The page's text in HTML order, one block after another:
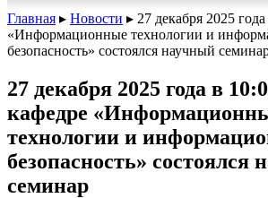
Главная ▸ Новости ▸ 27 декабря 2025
«Информационные технологии и
безопасность» состоялся научный
27 декабря 2025 года в
кафедре
технологии и
безопасность» состоялся
семинар